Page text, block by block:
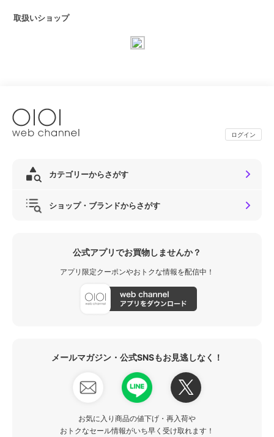
取扱いショップ
ログイン
カテゴリーからさがす
ショップ・ブランドからさがす
公式アプリでお買物しませんか？
アプリ限定クーポンやおトクな情報を配信中！
メールマガジン・公式SNSもお見逃しなく！
お気に入り商品の値下げ・再入荷や
おトクなセール情報がいち早く受け取れます！